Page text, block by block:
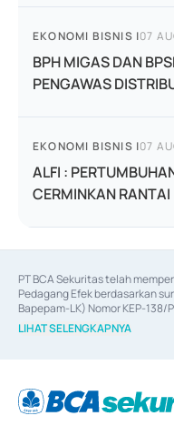
EKONOMI BISNIS |07
BPH MIGAS DAN
PENGAWAS
EKONOMI BISNIS |07
ALFI :
CERMINKAN RANTAI
PT BCA Sekuritas telah
Pedagang Efek berdasarkan
Bapepam-LK) Nomor KEP-138/
06/D.04/2014 tanggal 28
Efek berdasarkan surat
berdasarkan surat keputusan
67/PM.21/2017 tanggal 3
LIHAT SELENGKAPNYA